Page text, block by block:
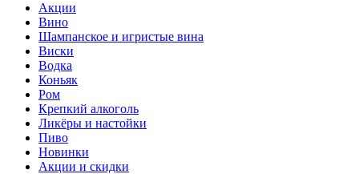
Акции
Вино
Шампанское и игристые вина
Виски
Водка
Коньяк
Ром
Крепкий алкоголь
Ликёры и настойки
Пиво
Новинки
Акции и скидки